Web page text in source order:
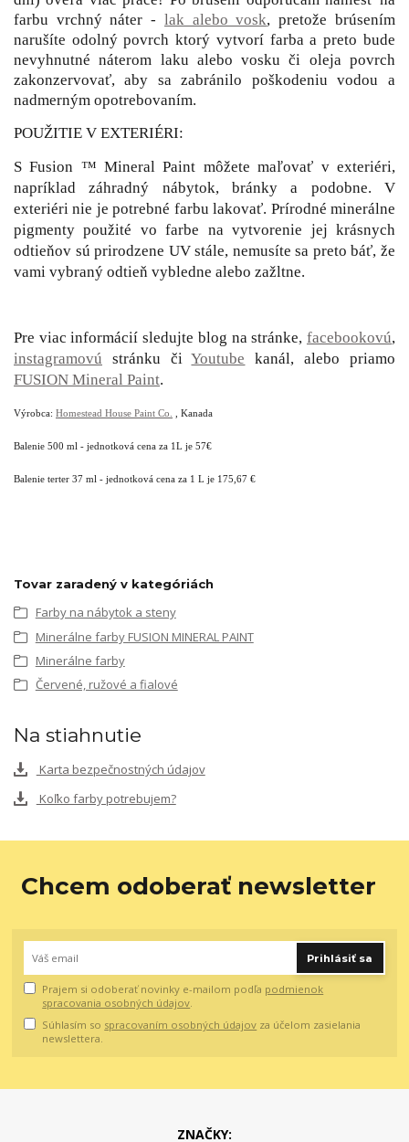
farbu vrchný náter - lak alebo vosk, pretože brúsením
narušíte odolný povrch ktorý vytvorí farba a preto bude
nevyhnutné náterom laku alebo vosku či oleja povrch
zakonzervovať, aby sa zabránilo poškodeniu vodou a
nadmerným opotrebovaním.
POUŽITIE V EXTERIÉRI:
S Fusion ™ Mineral Paint môžete maľovať v exteriéri,
napríklad záhradný nábytok, bránky a podobne. V
exteriéri nie je potrebné farbu lakovať. Prírodné minerálne
pigmenty použité vo farbe na vytvorenie jej krásnych
odtieňov sú prirodzene UV stále, nemusíte sa preto báť, že
vami vybraný odtieň vybledne alebo zažltne.
Pre viac informácií sledujte blog na stránke, facebookovú,
instagramovú stránku čiYoutube kanál, alebo priamo
FUSION Mineral Paint.
Výrobca: Homestead House Paint Co. , Kanada
Balenie 500 ml - jednotková cena za 1L je 57€
Balenie terter 37 ml - jednotková cena za 1 L je 175,67 €
Tovar zaradený v kategóriách
Farby na nábytok a steny
Minerálne farby FUSION MINERAL PAINT
Minerálne farby
Červené, ružové a fialové
Na stiahnutie
Karta bezpečnostných údajov
Koľko farby potrebujem?
Chcem odoberať newsletter
Prihlásiť sa
Prajem si odoberať novinky e-mailom podľa podmienok
spracovania osobných údajov.
Súhlasím so spracovaním osobných údajov za účelom zasielania
newslettera.
ZNAČKY: